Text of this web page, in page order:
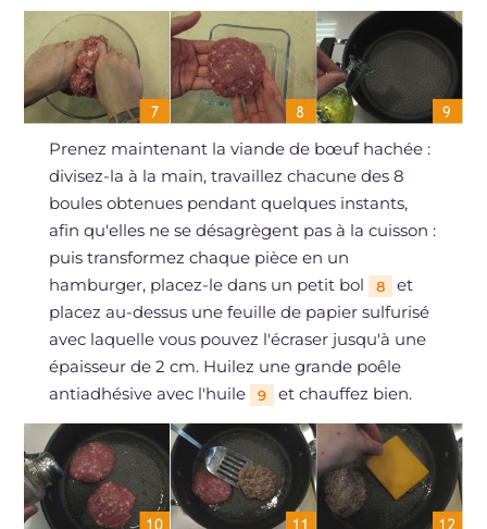
Prenez maintenant la viande de bœuf hachée :
divisez-la à la main, travaillez chacune des 8
boules obtenues pendant quelques instants,
afin qu'elles ne se désagrègent pas à la cuisson :
puis transformez chaque pièce en un
hamburger, placez-le dans un petit bol
8
et
placez au-dessus une feuille de papier sulfurisé
avec laquelle vous pouvez l'écraser jusqu'à une
épaisseur de 2 cm. Huilez une grande poêle
antiadhésive avec l'huile
9 et chauffez bien.